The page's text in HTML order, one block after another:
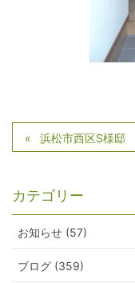
浜松市西区S様邸
カテゴリー
お知らせ (57)
ブログ (359)